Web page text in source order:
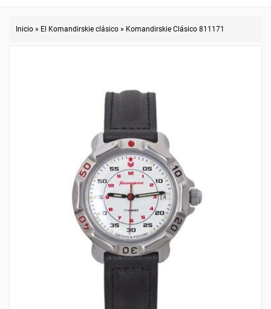
Inicio » El Komandirskie clásico » Komandirskie Clásico 811171